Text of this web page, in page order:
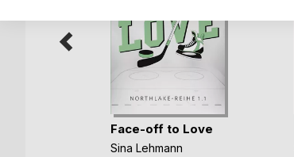
Face-off to Love
Sina Lehmann